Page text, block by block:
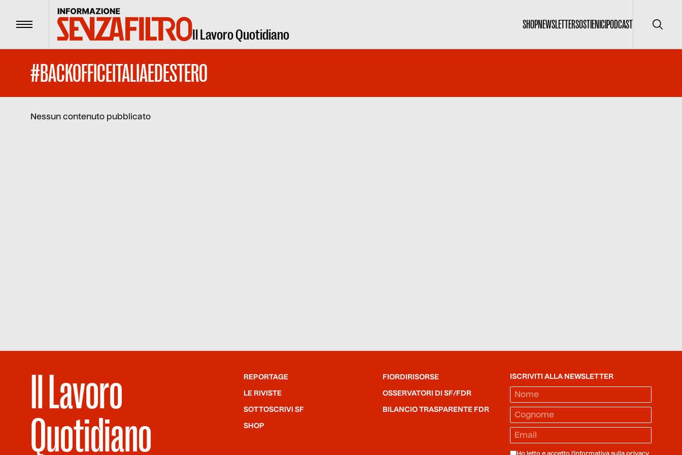
Menu Il Lavoro Quotidiano
SHOPNEWSLETTERSOSTIENICIPODCAST Cerca
#BACKOFFICEITALIAEDESTERO
Nessun contenuto pubblicato
Il Lavoro
Quotidiano
REPORTAGE
LE RIVISTE
SOTTOSCRIVI SF
SHOP
FIORDIRISORSE
OSSERVATORI DI SF/FDR
BILANCIO TRASPARENTE FDR
ISCRIVITI ALLA NEWSLETTER